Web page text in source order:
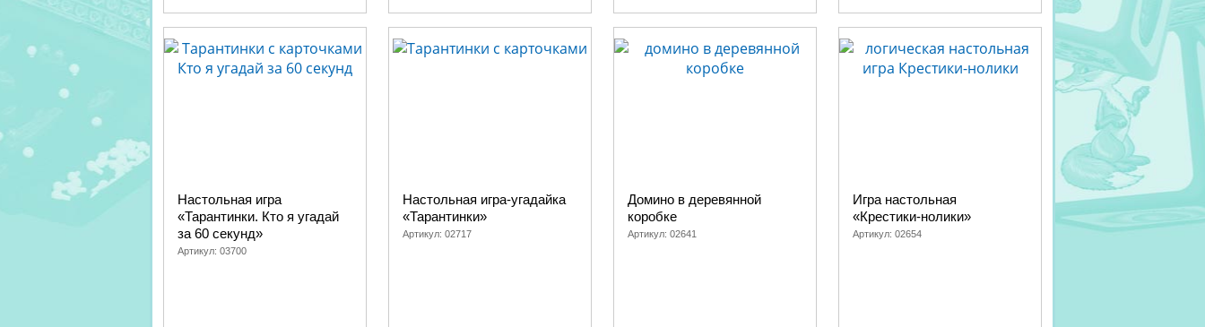
Настольная игра
«Тарантинки. Кто я угадай
за 60 секунд»
Артикул: 03700
Настольная игра-угадайка
«Тарантинки»
Артикул: 02717
Домино в деревянной
коробке
Артикул: 02641
Игра настольная
«Крестики-нолики»
Артикул: 02654